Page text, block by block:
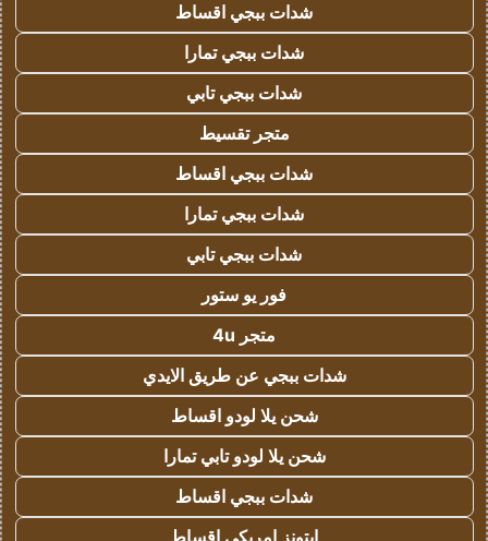
شدات ببجي اقساط
شدات ببجي تمارا
شدات ببجي تابي
متجر تقسيط
شدات ببجي اقساط
شدات ببجي تمارا
شدات ببجي تابي
فور يو ستور
متجر 4u
شدات ببجي عن طريق الايدي
شحن يلا لودو اقساط
شحن يلا لودو تابي تمارا
شدات ببجي اقساط
ايتونز امريكي اقساط